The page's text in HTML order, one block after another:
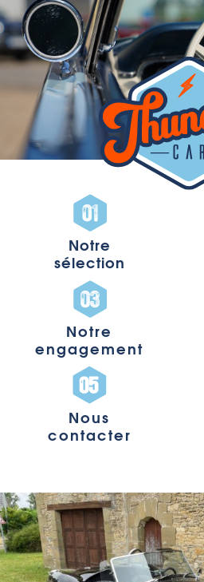
Notre
sélection
Notre
engagement
Nous
contacter